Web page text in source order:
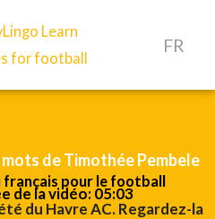
FR
de Timothée Pembele
pour le football
de la vidéo: 05:03
du Havre AC. Regardez-la